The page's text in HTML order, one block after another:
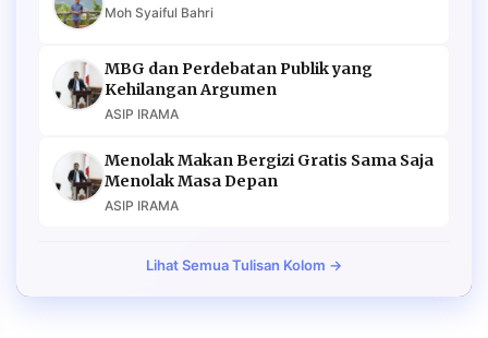
Moh Syaiful Bahri
MBG dan Perdebatan Publik yang
Kehilangan Argumen
ASIP IRAMA
Menolak Makan Bergizi Gratis Sama Saja
Menolak Masa Depan
ASIP IRAMA
Lihat Semua Tulisan Kolom →